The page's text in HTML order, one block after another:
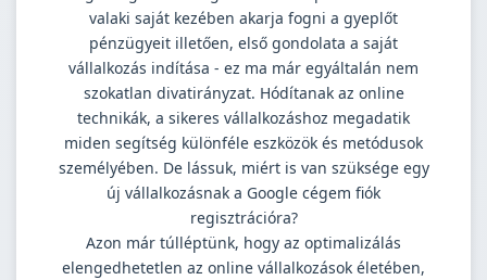
valaki saját kezében akarja fogni a gyeplőt
pénzügyeit illetően, első gondolata a saját
vállalkozás indítása - ez ma már egyáltalán nem
szokatlan divatirányzat. Hódítanak az online
technikák, a sikeres vállalkozáshoz megadatik
miden segítség különféle eszközök és metódusok
személyében. De lássuk, miért is van szüksége egy
új vállalkozásnak a Google cégem fiók
regisztrációra?
Azon már túlléptünk, hogy az optimalizálás
elengedhetetlen az online vállalkozások életében,